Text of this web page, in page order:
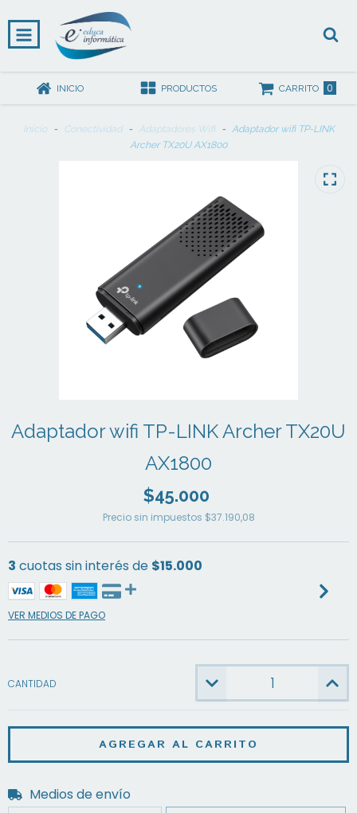
INICIO PRODUCTOS CARRITO 0
Inicio - Conectividad - Adaptadores Wifi -
Adaptador wifi TP-LINK
Archer TX20U AX1800
Adaptador wifi TP-LINK Archer TX20U
AX1800
$45.000
Precio sin impuestos $37.190,08
3 cuotas sin interés de $15.000
VER MEDIOS DE PAGO
CANTIDAD
Entregas para el CP:
Medios de envío